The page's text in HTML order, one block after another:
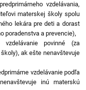
vzdelávania,
materskej školy spolu
lekára pre deti a dorast
poradenstva a prevencie),
povinné (za
ak ešte nenavštevuje
vzdelávanie podľa
inú materskú